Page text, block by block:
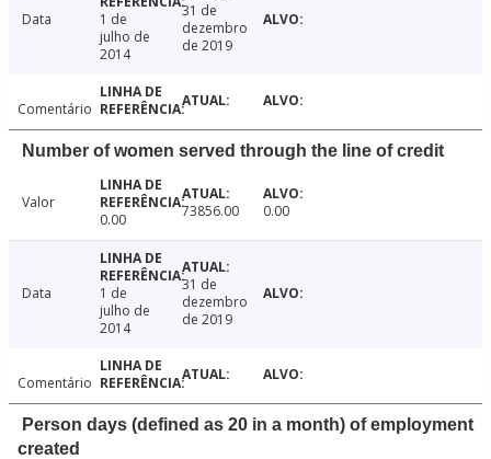
Data
1 de
julho de
2014
31 de
dezembro
de 2019
Comentário
Number of women served through the line of credit
Valor
0.00
73856.00 0.00
Data
1 de
julho de
2014
31 de
dezembro
de 2019
Comentário
Person days (defined as 20 in a month) of employment
created